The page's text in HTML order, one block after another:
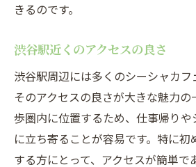
きるのです。
渋谷駅近くのアクセスの良さ
渋谷駅周辺には多くのシーシャカフ
そのアクセスの良さが大きな魅力
歩圏内に位置するため、仕事帰り
に立ち寄ることが容易です。特に
する方にとって、アクセスが簡単で